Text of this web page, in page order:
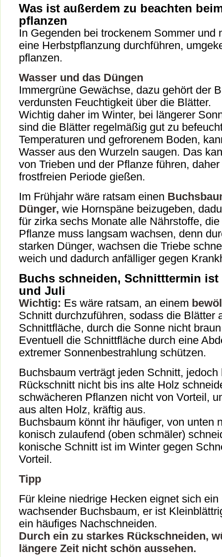
Was ist außerdem zu beachten
pflanzen
In Gegenden bei trockenem Sommer und
eine Herbstpflanzung durchführen,
pflanzen.
Wasser und das Düngen
Immergrüne Gewächse, dazu gehört der
verdunsten Feuchtigkeit über die Blätter.
Wichtig daher im Winter, bei längerer
sind die Blätter regelmäßig gut zu
Temperaturen und gefrorenem Boden,
Wasser aus den Wurzeln saugen. Das
von Trieben und der Pflanze führen,
frostfreien Periode gießen.
Im Frühjahr wäre ratsam einen
Dünger, wie Hornspäne beizugeben,
für zirka sechs Monate alle Nährstoffe,
Pflanze muss langsam wachsen, denn
starken Dünger, wachsen die Triebe
weich und dadurch anfälliger gegen
Buchs schneiden, Schnitttermin ist
und Juli
Wichtig: Es wäre ratsam, an einem
Schnitt durchzuführen, sodass die Blätter
Schnittfläche, durch die Sonne nicht
Eventuell die Schnittfläche durch eine
extremer Sonnenbestrahlung schützen.
Buchsbaum verträgt jeden Schnitt, jedoch
Rückschnitt nicht bis ins alte Holz
schwächeren Pflanzen nicht von Vorteil,
aus alten Holz, kräftig aus.
Buchsbaum könnt ihr häufiger, von unten
konisch zulaufend (oben schmäler)
konische Schnitt ist im Winter gegen
Vorteil.
Tipp
Für kleine niedrige Hecken eignet sich ein
wachsender Buchsbaum, er ist
ein häufiges Nachschneiden.
Durch ein zu starkes Rückschneiden,
längere Zeit nicht schön aussehen.